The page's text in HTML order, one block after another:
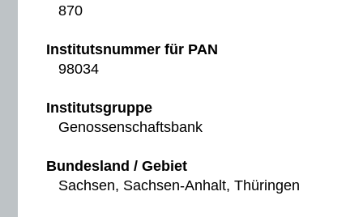
870
Institutsnummer für PAN
98034
Institutsgruppe
Genossenschaftsbank
Bundesland / Gebiet
Sachsen, Sachsen-Anhalt, Thüringen